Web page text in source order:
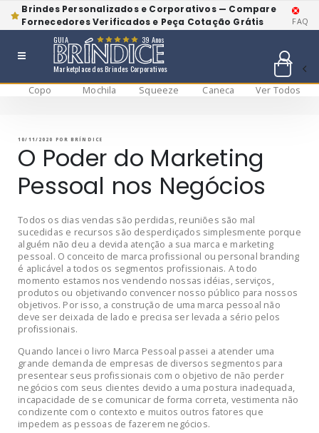
Brindes Personalizados e Corporativos — Compare
Fornecedores Verificados e Peça Cotação Grátis
FAQ
Marketplace dos Brindes Corporativos
GUIA 39 Anos
Copo Mochila Squeeze Caneca
Ver Todos
conteúdo
PUBLICADO
10/11/2020 PORBRÍNDICE
O Poder do Marketing
Pessoal nos Negócios
Todos os dias vendas são perdidas, reuniões são mal
sucedidas e recursos são desperdiçados simplesmente porque
alguém não deu a devida atenção a sua marca e marketing
pessoal. O conceito de marca profissional ou personal branding
é aplicável a todos os segmentos profissionais. A todo
momento estamos nos vendendo nossas idéias, serviços,
produtos ou objetivando convencer nosso público para nossos
objetivos. Por isso, a construção de uma marca pessoal não
deve ser deixada de lado e precisa ser levada a sério pelos
profissionais.
Quando lancei o livro Marca Pessoal passei a atender uma
grande demanda de empresas de diversos segmentos para
presentear seus profissionais com o objetivo de não perder
negócios com seus clientes devido a uma postura inadequada,
incapacidade de se comunicar de forma correta, vestimenta não
condizente com o contexto e muitos outros fatores que
impedem as pessoas de fazerem negócios.